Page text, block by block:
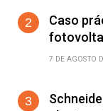
Caso
7 DE AGOSTO